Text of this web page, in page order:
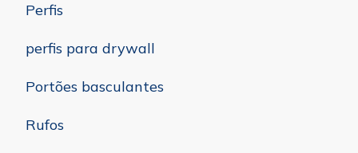
Perfis
perfis para drywall
Portões basculantes
Rufos